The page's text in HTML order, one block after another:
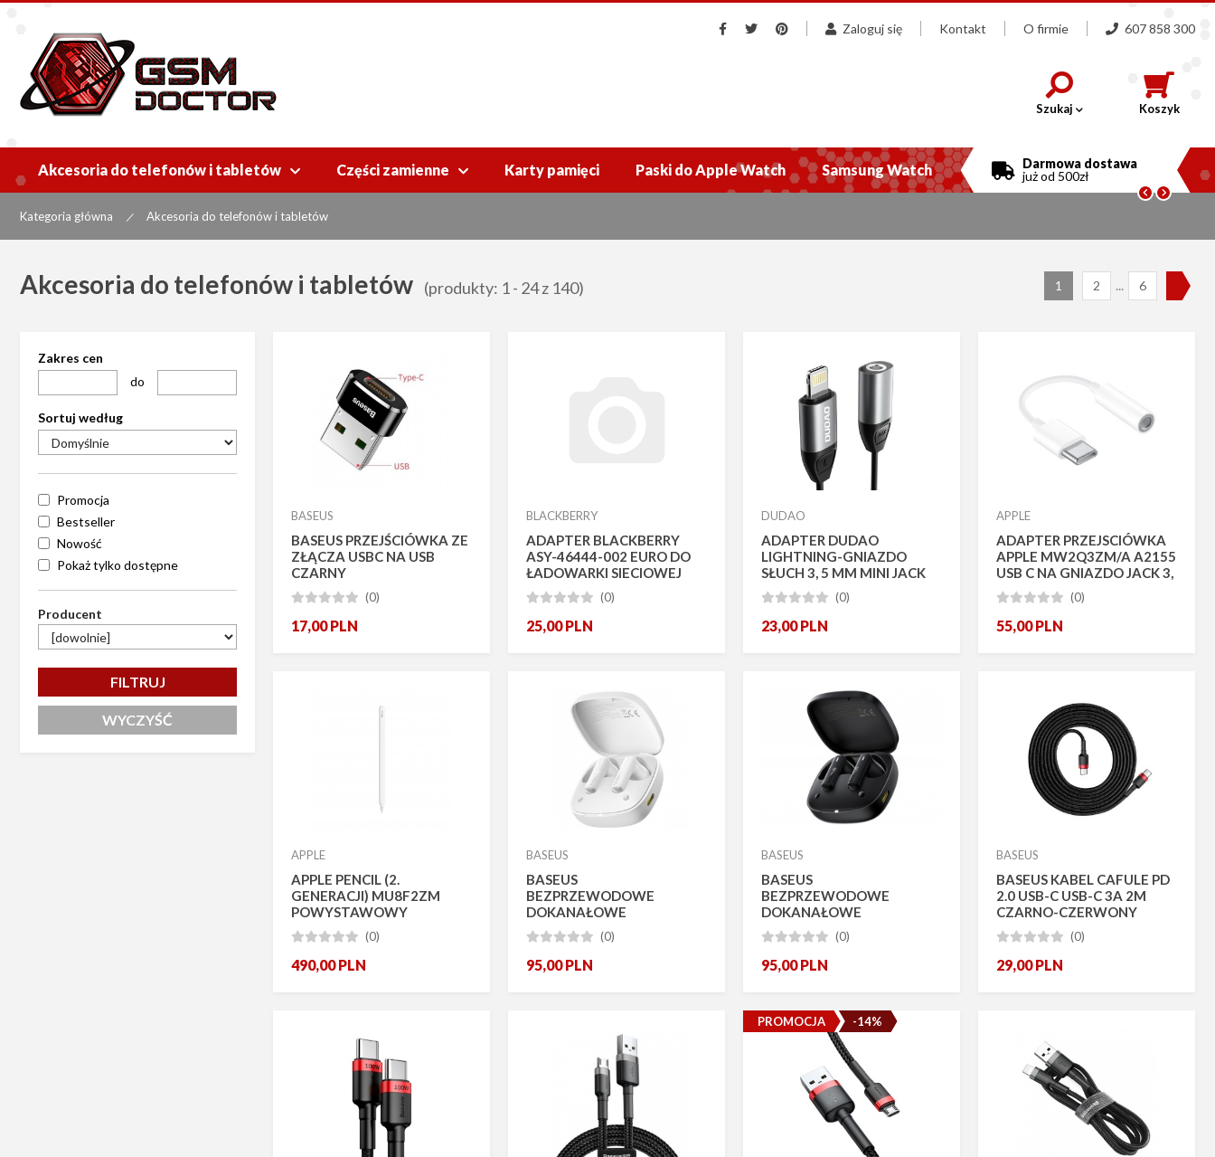
Zaloguj się Kontakt O firmie 607 858 300
Szukaj Koszyk
Akcesoria do telefonów i tabletów  Części zamienne  Karty pamięci Paski do Apple Watch Samsung Watch
Darmowa dostawa
już od 500zł
 
Kategoria główna | Akcesoria do telefonów i tabletów
Akcesoria do telefonów i tabletów (produkty: 1 - 24 z 140) 1 2 ... 6
Zakres cen
do
Sortuj według
Promocja
Bestseller
Nowość
Pokaż tylko dostępne
Producent
BASEUS
BASEUS PRZEJŚCIÓWKA ZE
ZŁĄCZA USBC NA USB
CZARNY
 (0)
17,00PLN
BLACKBERRY
ADAPTER BLACKBERRY
ASY-46444-002 EURO DO
ŁADOWARKI SIECIOWEJ
BULK
 (0)
25,00PLN
DUDAO
ADAPTER DUDAO
LIGHTNING-GNIAZDO
SŁUCH 3, 5 MM MINI JACK
 (0)
23,00PLN
APPLE
ADAPTER PRZEJSCIÓWKA
APPLE MW2Q3ZM/A A2155
USB C NA GNIAZDO JACK 3,
5MM
 (0)
55,00PLN
APPLE
APPLE PENCIL (2.
GENERACJI) MU8F2ZM
POWYSTAWOWY
 (0)
490,00PLN
BASEUS
BASEUS
BEZPRZEWODOWE
DOKANAŁOWE
SŁUCHAWKI BOWIE E19 BT
WODOODPORNE IPX5
 (0)
95,00PLN
BASEUS
BASEUS
BEZPRZEWODOWE
DOKANAŁOWE
SŁUCHAWKI BOWIE E19 BT
WODOODPORNE IPX5
 (0)
95,00PLN
BASEUS
BASEUS KABEL CAFULE PD
2.0 USB-C USB-C 3A 2M
CZARNO-CZERWONY
 (0)
29,00PLN
PROMOCJA -14%